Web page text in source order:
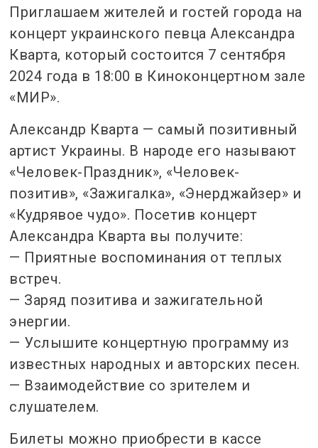
Приглашаем жителей и гостей города на
концерт украинского певца Александра
Кварта, который состоится 7 сентября
2024 года в 18:00 в Киноконцертном зале
«МИР».
Александр Кварта — самый позитивный
артист Украины. В народе его называют
«Человек-Праздник», «Человек-
позитив», «Зажигалка», «Энерджайзер» и
«Кудрявое чудо». Посетив концерт
Александра Кварта вы получите:
— Приятные воспоминания от теплых
встреч.
— Заряд позитива и зажигательной
энергии.
— Услышите концертную программу из
известных народных и авторских песен.
— Взаимодействие со зрителем и
слушателем.
Билеты можно приобрести в кассе